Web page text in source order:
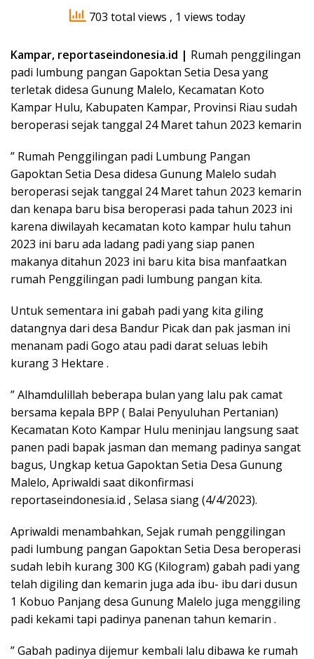
703 total views , 1 views today
Kampar, reportaseindonesia.id | Rumah penggilingan
padi lumbung pangan Gapoktan Setia Desa yang
terletak didesa Gunung Malelo, Kecamatan Koto
Kampar Hulu, Kabupaten Kampar, Provinsi Riau sudah
beroperasi sejak tanggal 24 Maret tahun 2023 kemarin
” Rumah Penggilingan padi Lumbung Pangan
Gapoktan Setia Desa didesa Gunung Malelo sudah
beroperasi sejak tanggal 24 Maret tahun 2023 kemarin
dan kenapa baru bisa beroperasi pada tahun 2023 ini
karena diwilayah kecamatan koto kampar hulu tahun
2023 ini baru ada ladang padi yang siap panen
makanya ditahun 2023 ini baru kita bisa manfaatkan
rumah Penggilingan padi lumbung pangan kita.
Untuk sementara ini gabah padi yang kita giling
datangnya dari desa Bandur Picak dan pak jasman ini
menanam padi Gogo atau padi darat seluas lebih
kurang 3 Hektare .
” Alhamdulillah beberapa bulan yang lalu pak camat
bersama kepala BPP ( Balai Penyuluhan Pertanian)
Kecamatan Koto Kampar Hulu meninjau langsung saat
panen padi bapak jasman dan memang padinya sangat
bagus, Ungkap ketua Gapoktan Setia Desa Gunung
Malelo, Apriwaldi saat dikonfirmasi
reportaseindonesia.id , Selasa siang (4/4/2023).
Apriwaldi menambahkan, Sejak rumah penggilingan
padi lumbung pangan Gapoktan Setia Desa beroperasi
sudah lebih kurang 300 KG (Kilogram) gabah padi yang
telah digiling dan kemarin juga ada ibu- ibu dari dusun
1 Kobuo Panjang desa Gunung Malelo juga menggiling
padi kekami tapi padinya panenan tahun kemarin .
” Gabah padinya dijemur kembali lalu dibawa ke rumah